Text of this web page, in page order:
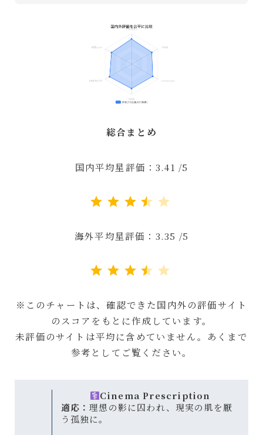
総合まとめ
国内平均星評価：3.41 /5
海外平均星評価：3.35 /5
※このチャートは、確認できた国内外の評価サイト
のスコアをもとに作成しています。
未評価のサイトは平均に含めていません。あくまで
参考としてご覧ください。
Cinema Prescription
適応：理想の影に囚われ、現実の肌を厭
う孤独に。